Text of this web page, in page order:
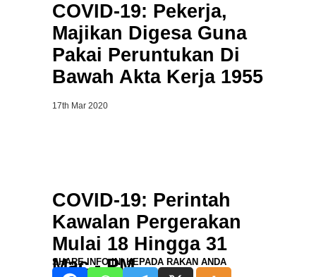
COVID-19: Pekerja,
Majikan Digesa Guna
Pakai Peruntukan Di
Bawah Akta Kerja 1955
17th Mar 2020
COVID-19: Perintah
Kawalan Pergerakan
Mulai 18 Hingga 31
Mac - PM
SHARE INFO INI KEPADA RAKAN ANDA